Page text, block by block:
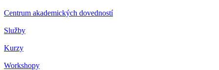
Centrum akademických dovedností
Služby
Kurzy
Workshopy